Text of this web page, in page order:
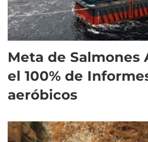
Meta de Salmones
el 100% de
aeróbicos